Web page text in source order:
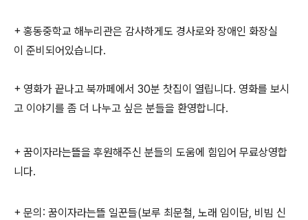
+ 홍동중학교 해누리관은 감사하게도 경사로와 장애인 화장실
이 준비되어있습니다.
+ 영화가 끝나고 북까페에서 30분 찻집이 열립니다. 영화를 보시
고 이야기를 좀 더 나누고 싶은 분들을 환영합니다.
+ 꿈이자라는뜰을 후원해주신 분들의 도움에 힘입어 무료상영합
니다.
+ 문의: 꿈이자라는뜰 일꾼들(보루 최문철, 노래 임이담, 비빔 신